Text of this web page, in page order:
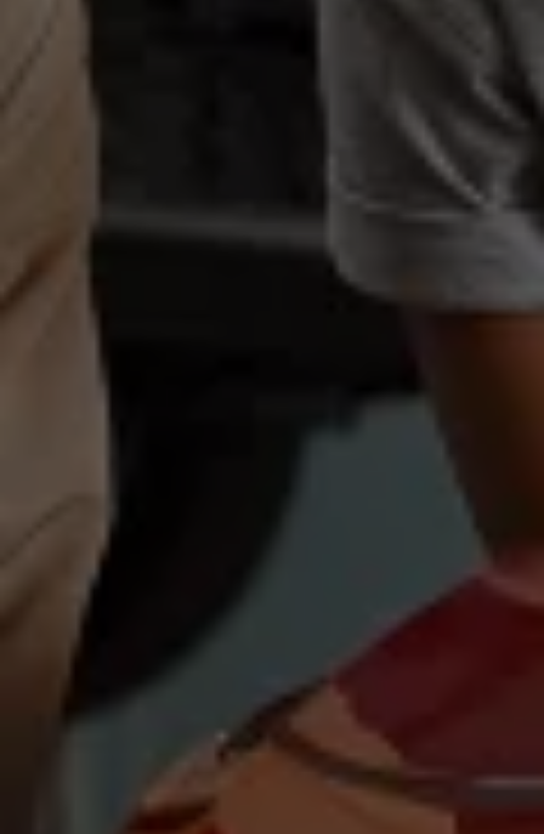
Updates für Software, Karten und Radio
Volkswagen Kundenbetreuung
Assistenzsysteme
Digitale Betriebsanleitung